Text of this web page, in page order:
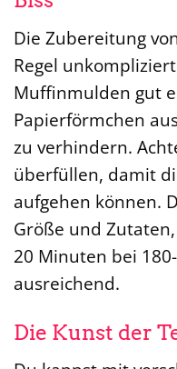
Die Zubereitung
Regel
Muffinmulden gut
Papierförmchen
zu verhindern.
überfüllen, damit
aufgehen können.
Größe und
20 Minuten bei
ausreichend.
Die Kunst der